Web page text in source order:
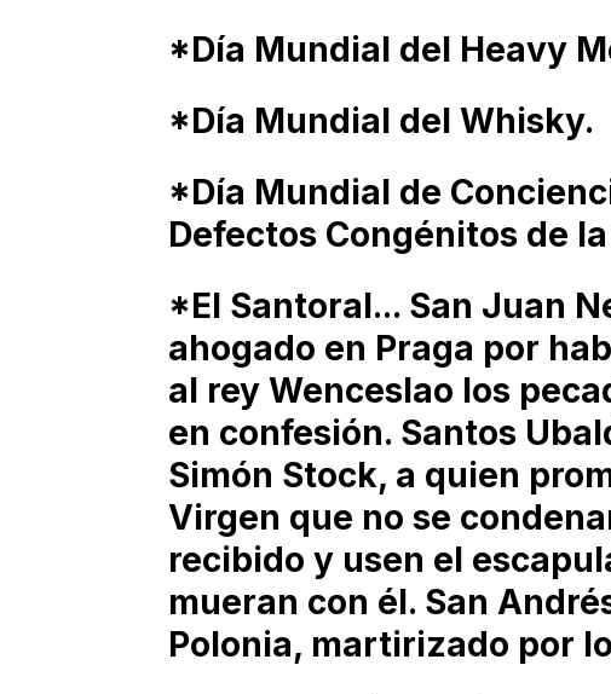
*Día Mundial del Heavy
*Día Mundial del Whisky.
*Día Mundial de
Defectos Congénitos de
*El Santoral... San Juan
ahogado en Praga por
al rey Wenceslao los
en confesión. Santos
Simón Stock, a quien
Virgen que no se
recibido y usen el
mueran con él. San
Polonia, martirizado por